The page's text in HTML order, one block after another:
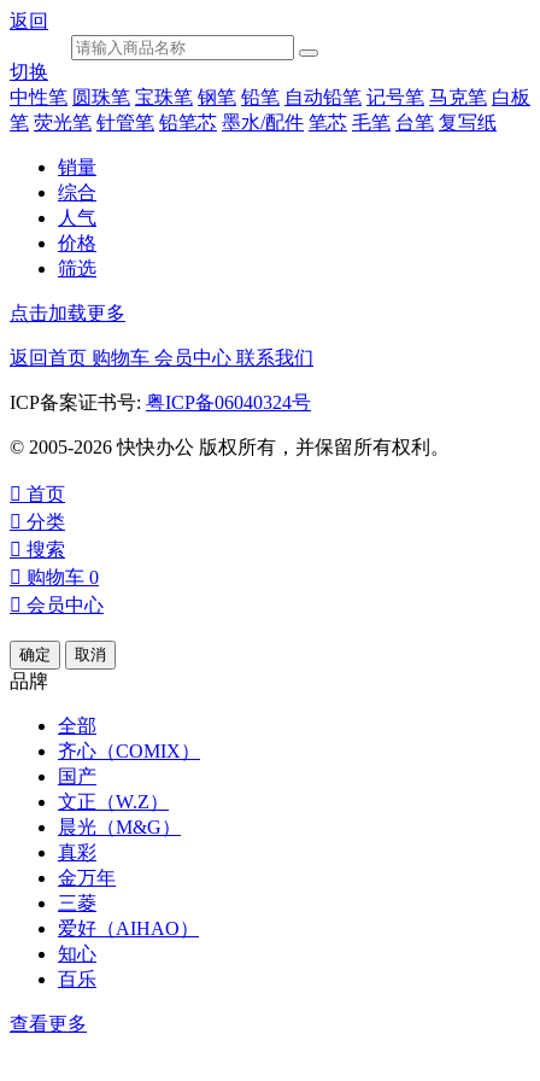
返回
切换
中性笔 圆珠笔 宝珠笔 钢笔 铅笔 自动铅笔 记号笔 马克笔 白板
笔 荧光笔 针管笔 铅笔芯 墨水/配件 笔芯 毛笔 台笔 复写纸
销量
综合
人气
价格
筛选
点击加载更多
返回首页 购物车 会员中心 联系我们
ICP备案证书号: 粤ICP备06040324号
© 2005-2026 快快办公 版权所有，并保留所有权利。
 首页
 分类
 搜索
 购物车 0
 会员中心
确定 取消
品牌
全部
齐心（COMIX）
国产
文正（W.Z）
晨光（M&G）
真彩
金万年
三菱
爱好（AIHAO）
知心
百乐
查看更多